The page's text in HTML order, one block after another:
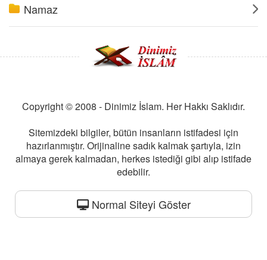
Namaz
Copyright © 2008 - Dinimiz İslam. Her Hakkı Saklıdır.
Sitemizdeki bilgiler, bütün insanların istifadesi için
hazırlanmıştır. Orijinaline sadık kalmak şartıyla, izin
almaya gerek kalmadan, herkes istediği gibi alıp istifade
edebilir.
Normal Siteyi Göster